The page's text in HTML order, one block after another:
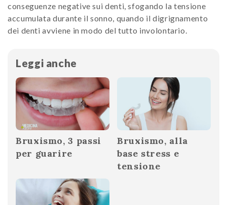
conseguenze negative sui denti, sfogando la tensione
accumulata durante il sonno, quando il digrignamento
dei denti avviene in modo del tutto involontario.
Leggi anche
Bruxismo, 3 passi
per guarire
Bruxismo, alla
base stress e
tensione